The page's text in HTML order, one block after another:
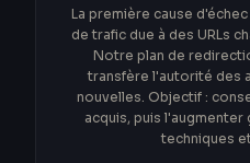
La première cause
de trafic due à des URLs
Notre plan de
transfère l'autorité des
nouvelles. Objectif :
acquis, puis
techniques